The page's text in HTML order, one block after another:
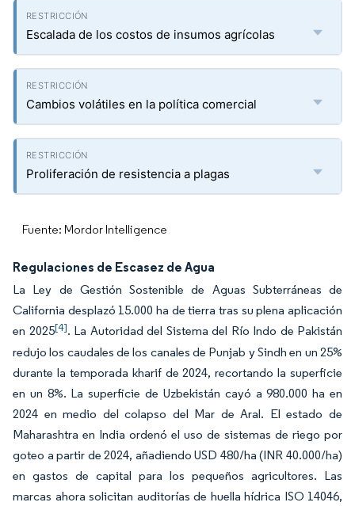
Escalada de los costos de insumos agrícolas
Cambios volátiles en la política comercial
Proliferación de resistencia a plagas
Fuente: Mordor Intelligence
Regulaciones de Escasez de Agua
La Ley de Gestión Sostenible de Aguas Subterráneas de
California desplazó 15.000 ha de tierra tras su plena aplicación
en 2025[4]. La Autoridad del Sistema del Río Indo de Pakistán
redujo los caudales de los canales de Punjab y Sindh en un 25%
durante la temporada kharif de 2024, recortando la superficie
en un 8%. La superficie de Uzbekistán cayó a 980.000 ha en
2024 en medio del colapso del Mar de Aral. El estado de
Maharashtra en India ordenó el uso de sistemas de riego por
goteo a partir de 2024, añadiendo USD 480/ha (INR 40.000/ha)
en gastos de capital para los pequeños agricultores. Las
marcas ahora solicitan auditorías de huella hídrica ISO 14046,